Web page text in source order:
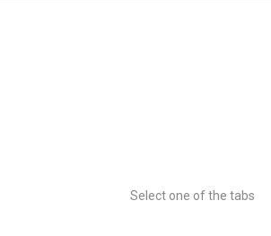
Select one of the tabs